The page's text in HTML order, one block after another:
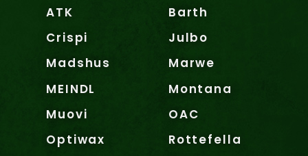
ATK
Barth
Crispi
Julbo
Madshus
Marwe
MEINDL
Montana
Muovi
OAC
Optiwax
Rottefella